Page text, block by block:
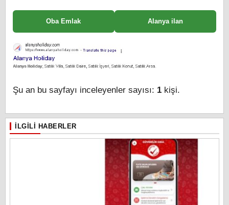
Oba Emlak Alanya ilan
Şu an bu sayfayı inceleyenler sayısı: 1 kişi.
İLGILI HABERLER